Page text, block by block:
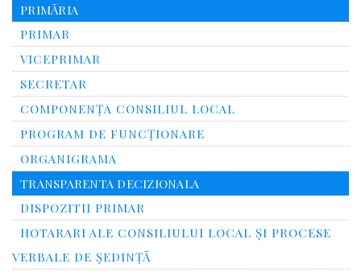
PRIMĂRIA
PRIMAR
VICEPRIMAR
SECRETAR
COMPONENȚA CONSILIUL LOCAL
PROGRAM DE FUNCȚIONARE
ORGANIGRAMA
TRANSPARENTA DECIZIONALA
DISPOZITII PRIMAR
HOTARARI ALE CONSILIULUI LOCAL ȘI PROCESE
VERBALE DE ȘEDINȚĂ